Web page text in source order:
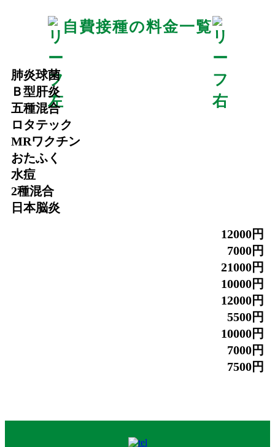
自費接種の料金一覧
肺炎球菌
Ｂ型肝炎
五種混合
ロタテック
MRワクチン
おたふく
水痘
2種混合
日本脳炎
12000円
7000円
21000円
10000円
12000円
5500円
10000円
7000円
7500円